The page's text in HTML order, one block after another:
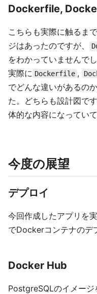
Dockerfile,
こちらも実際に触るま
ジはあったのですが、
をわかっていませんでし
実際に Dockerfile ,
でどんな違いがあるの
た。どちらも設計図です
体的な内容になってい
今度の展望
デプロイ
今回作成したアプリを
でDockerコンテナのデ
Docker Hub
PostgreSQLのイメー